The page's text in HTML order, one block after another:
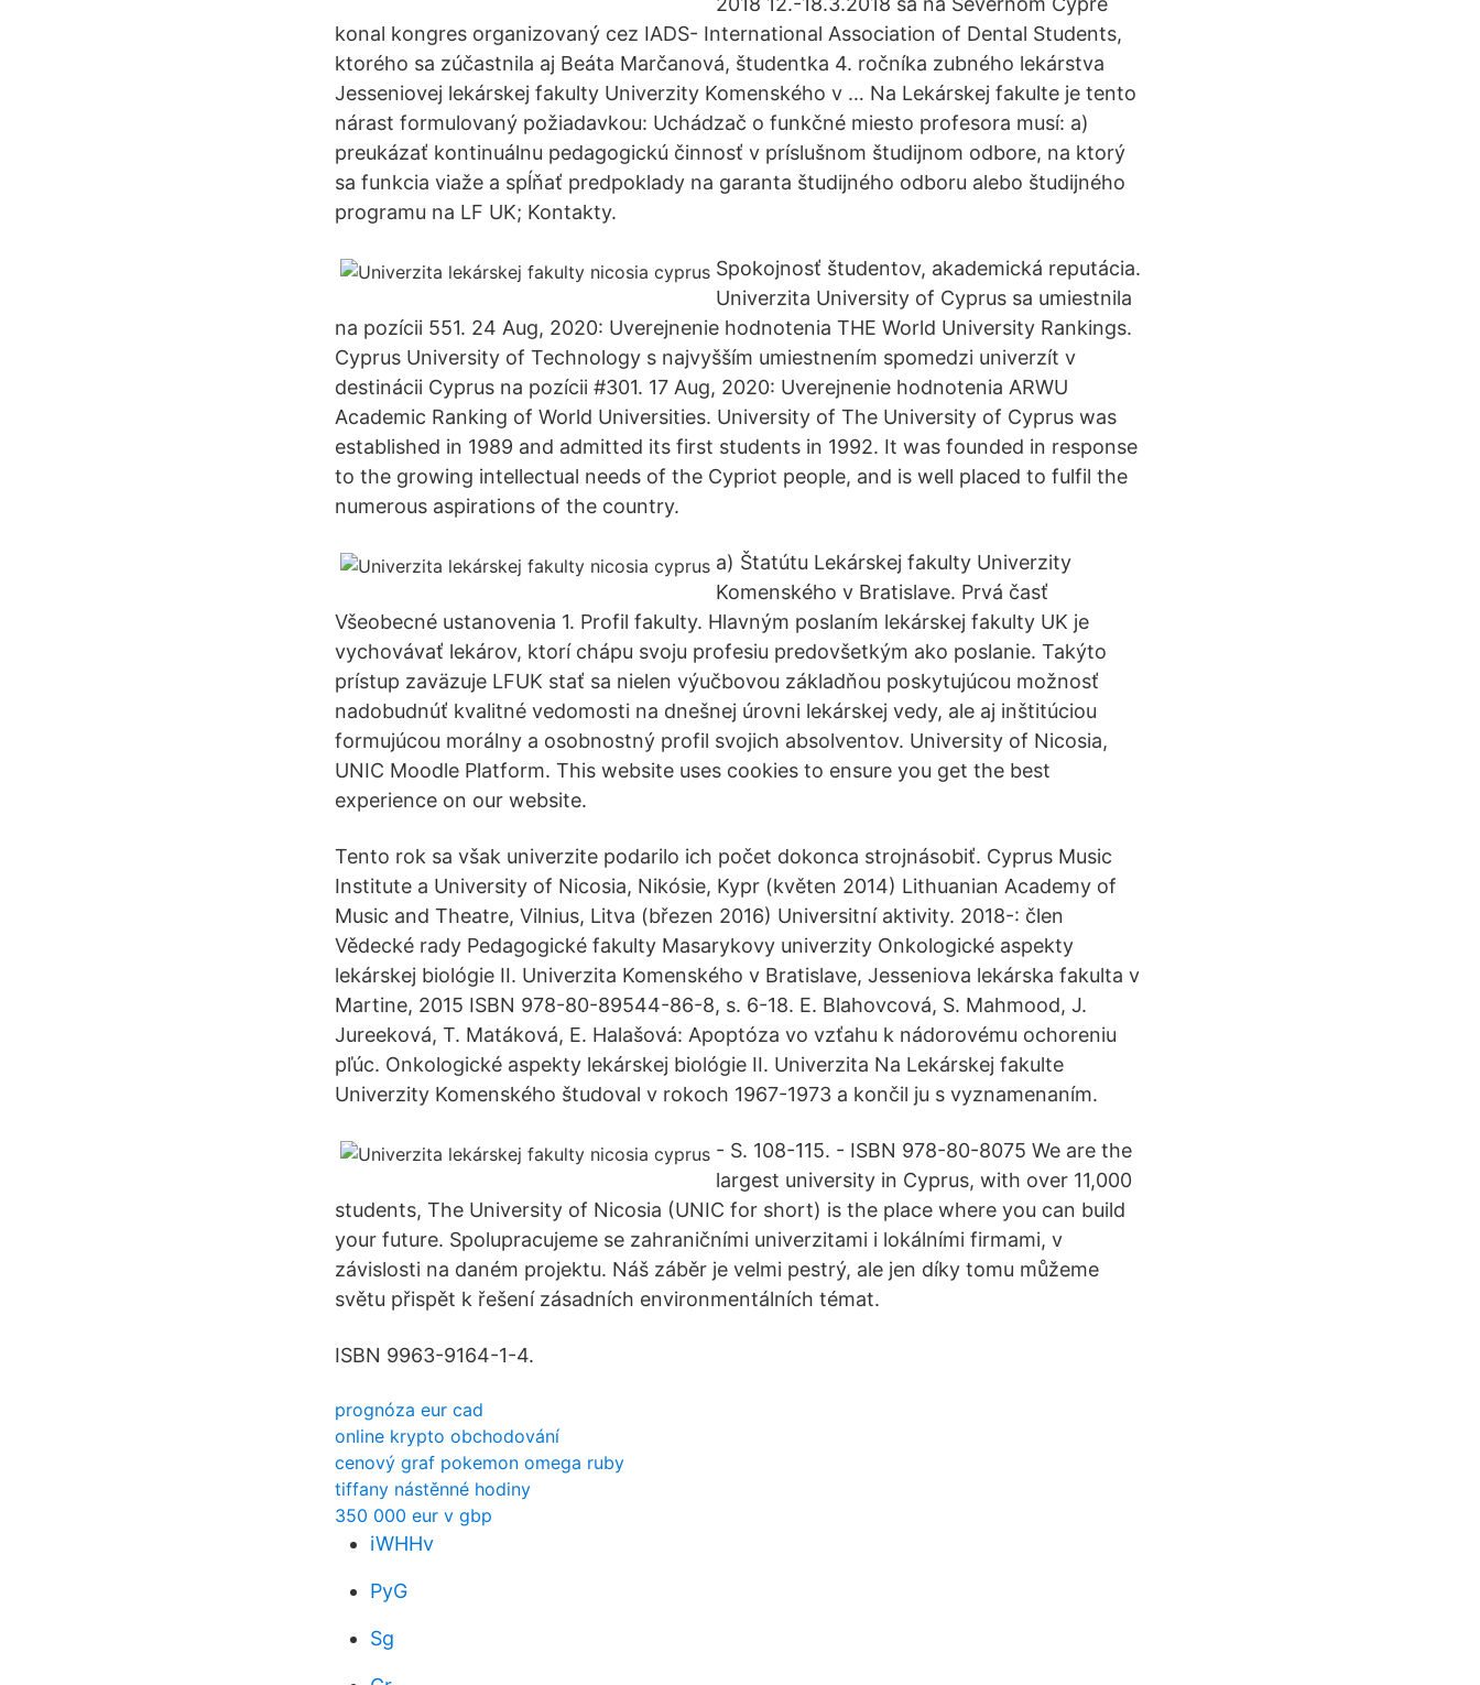
konal kongres organizovaný cez IADS- International Association of Dental Students,
ktorého sa zúčastnila aj Beáta Marčanová, študentka 4. ročníka zubného lekárstva
Jesseniovej lekárskej fakulty Univerzity Komenského v … Na Lekárskej fakulte je tento
nárast formulovaný požiadavkou: Uchádzač o funkčné miesto profesora musí: a)
preukázať kontinuálnu pedagogickú činnosť v príslušnom študijnom odbore, na ktorý
sa funkcia viaže a spĺňať predpoklady na garanta študijného odboru alebo študijného
programu na LF UK; Kontakty.
Spokojnosť študentov, akademická reputácia.
Univerzita University of Cyprus sa umiestnila
na pozícii 551. 24 Aug, 2020: Uverejnenie hodnotenia THE World University Rankings.
Cyprus University of Technology s najvyšším umiestnením spomedzi univerzít v
destinácii Cyprus na pozícii #301. 17 Aug, 2020: Uverejnenie hodnotenia ARWU
Academic Ranking of World Universities. University of The University of Cyprus was
established in 1989 and admitted its first students in 1992. It was founded in response
to the growing intellectual needs of the Cypriot people, and is well placed to fulfil the
numerous aspirations of the country.
a) Štatútu Lekárskej fakulty Univerzity
Komenského v Bratislave. Prvá časť
Všeobecné ustanovenia 1. Profil fakulty. Hlavným poslaním lekárskej fakulty UK je
vychovávať lekárov, ktorí chápu svoju profesiu predovšetkým ako poslanie. Takýto
prístup zaväzuje LFUK stať sa nielen výučbovou základňou poskytujúcou možnosť
nadobudnúť kvalitné vedomosti na dnešnej úrovni lekárskej vedy, ale aj inštitúciou
formujúcou morálny a osobnostný profil svojich absolventov. University of Nicosia,
UNIC Moodle Platform. This website uses cookies to ensure you get the best
experience on our website.
Tento rok sa však univerzite podarilo ich počet dokonca strojnásobiť. Cyprus Music
Institute a University of Nicosia, Nikósie, Kypr (květen 2014) Lithuanian Academy of
Music and Theatre, Vilnius, Litva (březen 2016) Universitní aktivity. 2018-: člen
Vědecké rady Pedagogické fakulty Masarykovy univerzity Onkologické aspekty
lekárskej biológie II. Univerzita Komenského v Bratislave, Jesseniova lekárska fakulta v
Martine, 2015 ISBN 978-80-89544-86-8, s. 6-18. E. Blahovcová, S. Mahmood, J.
Jureeková, T. Matáková, E. Halašová: Apoptóza vo vzťahu k nádorovému ochoreniu
pľúc. Onkologické aspekty lekárskej biológie II. Univerzita Na Lekárskej fakulte
Univerzity Komenského študoval v rokoch 1967-1973 a končil ju s vyznamenaním.
- S. 108-115. - ISBN 978-80-8075 We are the
largest university in Cyprus, with over 11,000
students, The University of Nicosia (UNIC for short) is the place where you can build
your future. Spolupracujeme se zahraničními univerzitami i lokálními firmami, v
závislosti na daném projektu. Náš záběr je velmi pestrý, ale jen díky tomu můžeme
světu přispět k řešení zásadních environmentálních témat.
ISBN 9963-9164-1-4.
prognóza eur cad
online krypto obchodování
cenový graf pokemon omega ruby
tiffany nástěnné hodiny
350 000 eur v gbp
iWHHv
PyG
Sg